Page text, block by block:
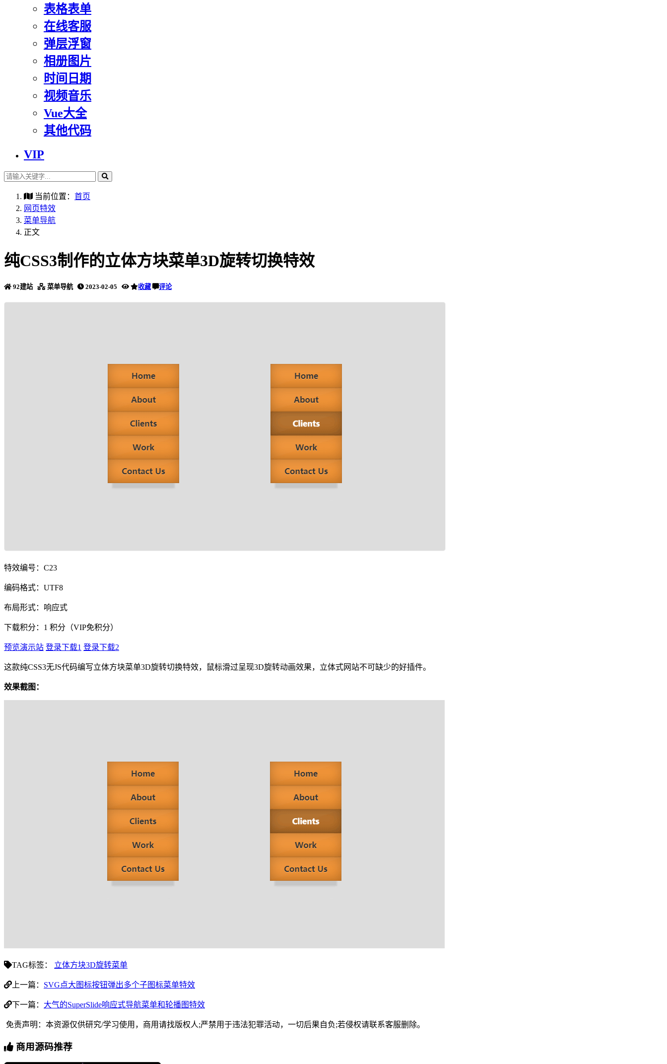
表格表单
在线客服
弹层浮窗
相册图片
时间日期
视频音乐
Vue大全
其他代码
VIP
当前位置： 首页
网页特效
菜单导航
正文
纯CSS3制作的立体方块菜单3D旋转切换特效
92建站 菜单导航 2023-02-05 收藏 评论
特效编号：C23
编码格式：UTF8
布局形式：响应式
下载积分： 1 积分（VIP免积分）
预览演示站 登录下载1 登录下载2
这款纯CSS3无JS代码编写立体方块菜单3D旋转切换特效，鼠标滑过呈现3D旋转动画效果，立体式网站不可缺少的好插件。
效果截图：
TAG标签： 立体方块3D旋转菜单
上一篇： SVG点大图标按钮弹出多个子图标菜单特效
下一篇： 大气的SuperSlide响应式导航菜单和轮播图特效
免责声明：本资源仅供研究/学习使用，商用请找版权人;严禁用于违法犯罪活动，一切后果自负;若侵权请联系客服删除。
商用源码推荐